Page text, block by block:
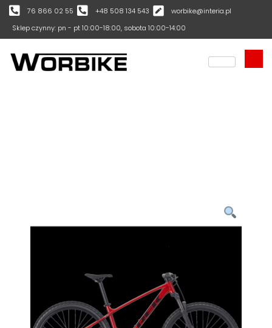
76 866 02 55 +48 508 134 543
worbike@interia.pl
Sklep czynny: pn - pt 10:00-18:00, sobota 10:00-14:00